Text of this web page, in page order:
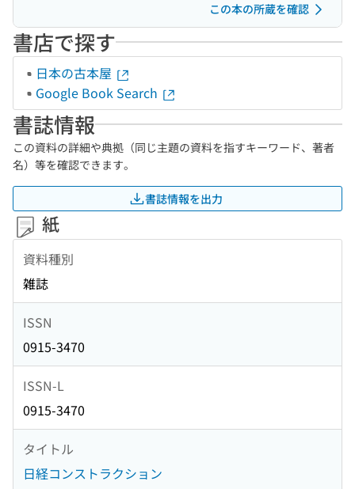
この本の所蔵を確認
書店で探す
日本の古本屋
Google Book Search
書誌情報
この資料の詳細や典拠（同じ主題の資料を指すキーワード、著者
名）等を確認できます。
書誌情報を出力
紙
資料種別
雑誌
ISSN
0915-3470
ISSN-L
0915-3470
タイトル
日経コンストラクション